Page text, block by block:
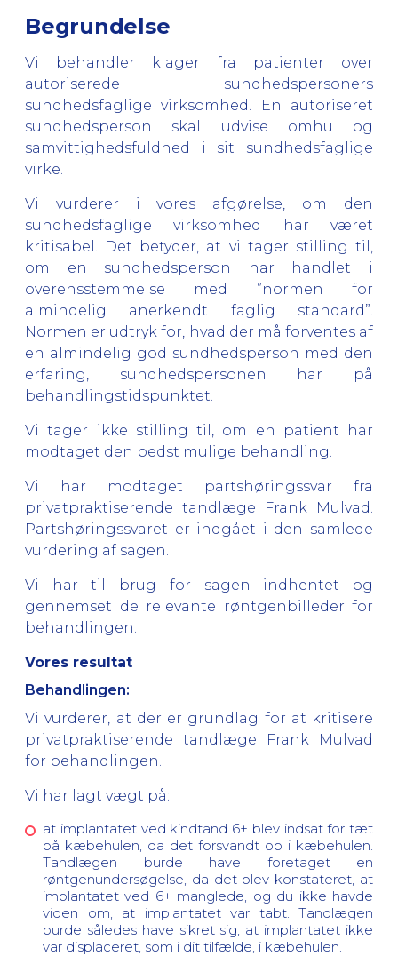
Begrundelse
Vi behandler klager fra patienter over
autoriserede sundhedspersoners
sundhedsfaglige virksomhed. En autoriseret
sundhedsperson skal udvise omhu og
samvittighedsfuldhed i sit sundhedsfaglige
virke.
Vi vurderer i vores afgørelse, om den
sundhedsfaglige virksomhed har været
kritisabel. Det betyder, at vi tager stilling til,
om en sundhedsperson har handlet i
overensstemmelse med ”normen for
almindelig anerkendt faglig standard”.
Normen er udtryk for, hvad der må forventes af
en almindelig god sundhedsperson med den
erfaring, sundhedspersonen har på
behandlingstidspunktet.
Vi tager ikke stilling til, om en patient har
modtaget den bedst mulige behandling.
Vi har modtaget partshøringssvar fra
privatpraktiserende tandlæge Frank Mulvad.
Partshøringssvaret er indgået i den samlede
vurdering af sagen.
Vi har til brug for sagen indhentet og
gennemset de relevante røntgenbilleder for
behandlingen.
Vores resultat
Behandlingen:
Vi vurderer, at der er grundlag for at kritisere
privatpraktiserende tandlæge Frank Mulvad
for behandlingen.
Vi har lagt vægt på:
at implantatet ved kindtand 6+ blev indsat for tæt
på kæbehulen, da det forsvandt op i kæbehulen.
Tandlægen burde have foretaget en
røntgenundersøgelse, da det blev konstateret, at
implantatet ved 6+ manglede, og du ikke havde
viden om, at implantatet var tabt. Tandlægen
burde således have sikret sig, at implantatet ikke
var displaceret, som i dit tilfælde, i kæbehulen.